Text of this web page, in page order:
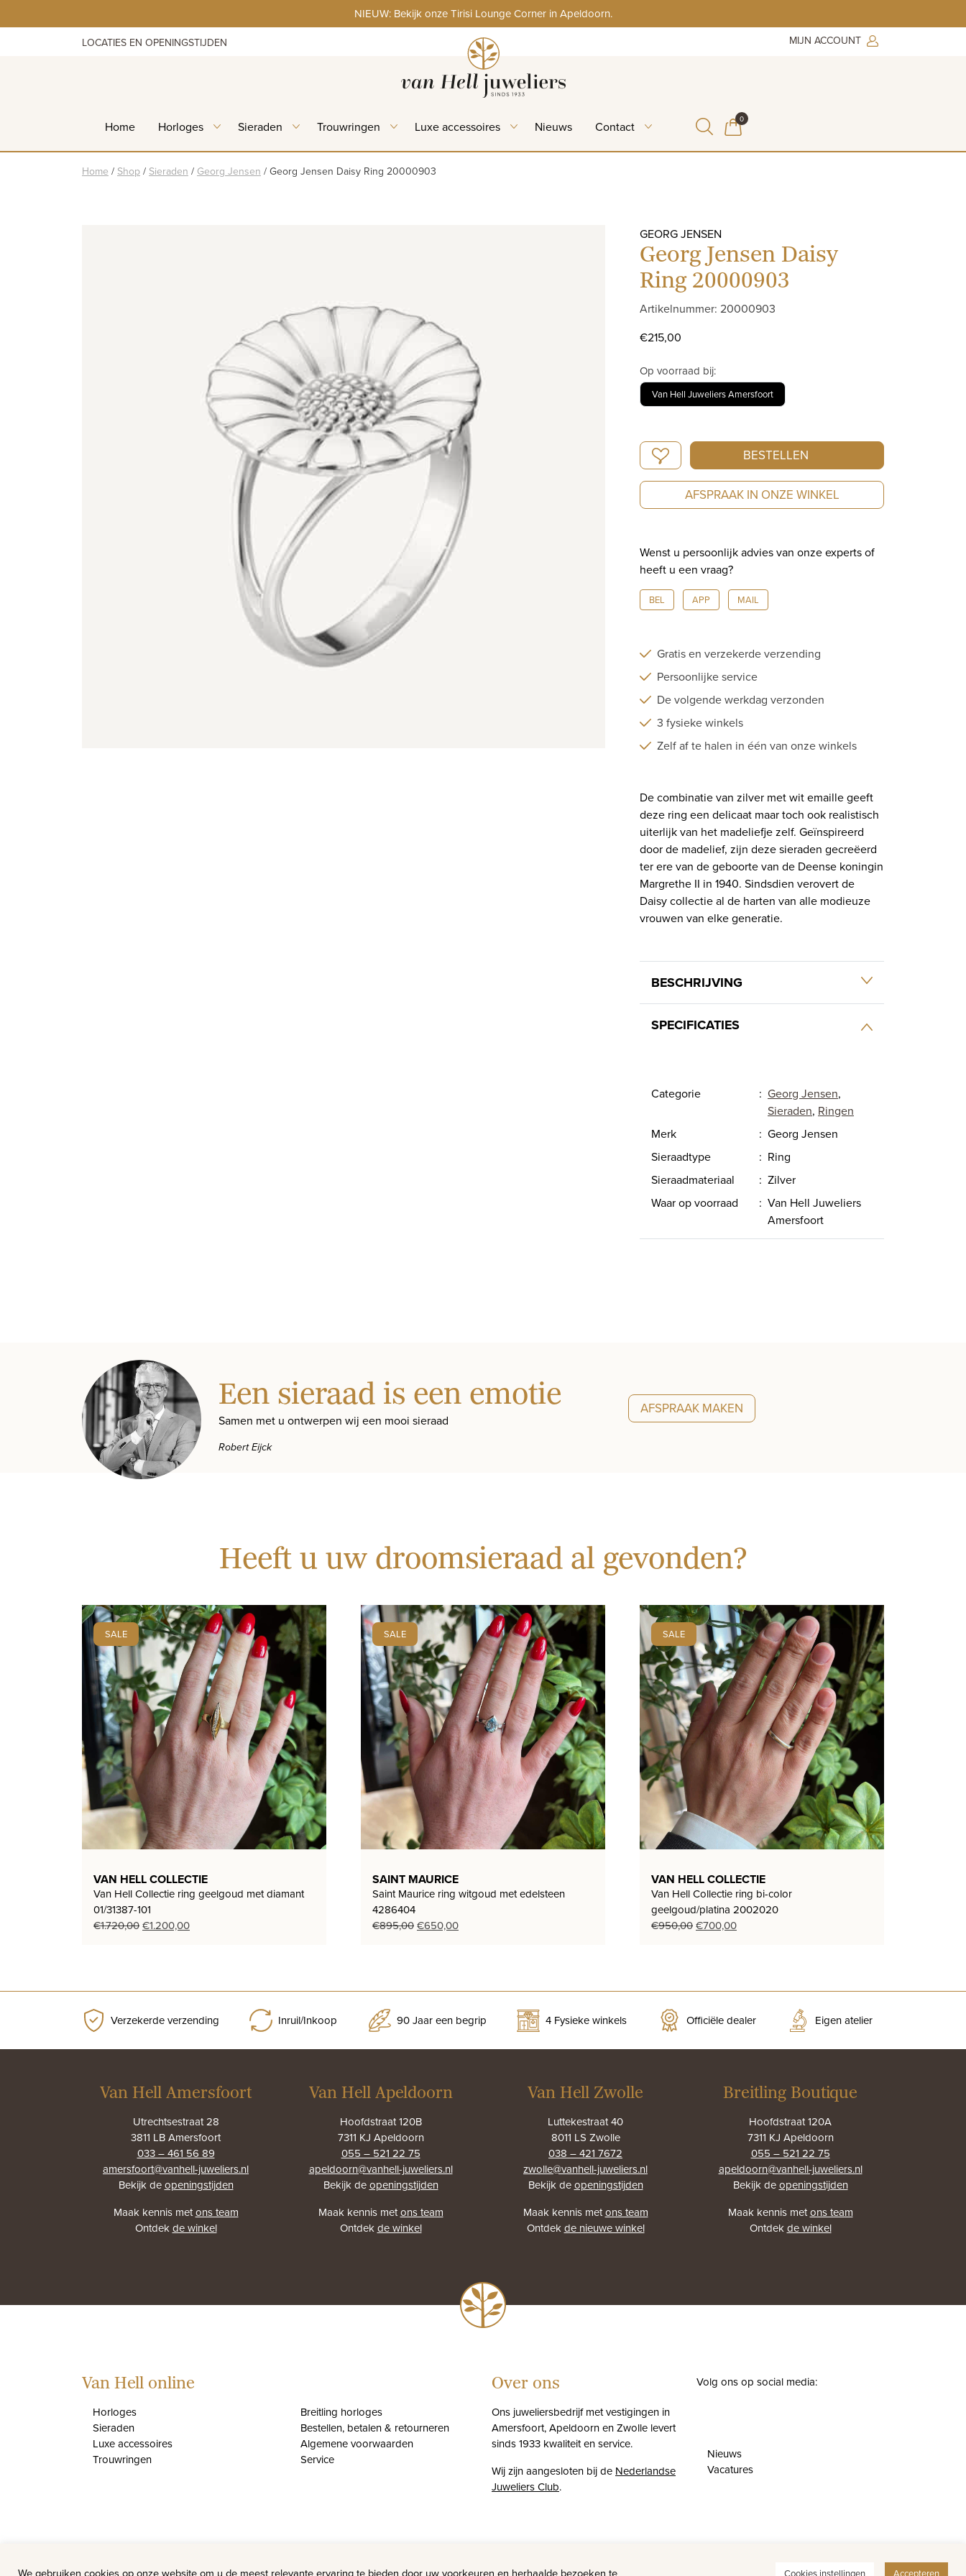
to
NIEUW: Bekijk onze Tirisi Lounge Corner in Apeldoorn.
LOCATIES EN OPENINGSTIJDEN MIJN ACCOUNT
Home Horloges Sieraden Trouwringen Luxe accessoires Nieuws Contact WINKELMAND
0ITEMS IN WINKELMAND
Home / Shop / Sieraden / Georg Jensen / Georg Jensen Daisy Ring 20000903
GEORG JENSEN
Georg Jensen Daisy
Ring 20000903
Artikelnummer: 20000903
€215,00
Op voorraad bij:
Van Hell Juweliers Amersfoort
Georg
Jensen
Daisy
Ring
BESTELLEN
AFSPRAAK IN ONZE WINKEL
Wenst u persoonlijk advies van onze experts of
heeft u een vraag?
BEL APP MAIL
Gratis en verzekerde verzending
Persoonlijke service
De volgende werkdag verzonden
3 fysieke winkels
Zelf af te halen in één van onze winkels
De combinatie van zilver met wit emaille geeft
deze ring een delicaat maar toch ook realistisch
uiterlijk van het madeliefje zelf. Geïnspireerd
door de madelief, zijn deze sieraden gecreëerd
ter ere van de geboorte van de Deense koningin
Margrethe II in 1940. Sindsdien verovert de
Daisy collectie al de harten van alle modieuze
vrouwen van elke generatie.
BESCHRIJVING
SPECIFICATIES
Categorie : Georg Jensen,
Sieraden, Ringen
Merk
: Georg Jensen
Sieraadtype
: Ring
Sieraadmateriaal
: Zilver
Waar op voorraad
: Van Hell Juweliers
Amersfoort
Een sieraad is een emotie
Samen met u ontwerpen wij een mooi sieraad
Robert Eijck
AFSPRAAK MAKEN
Heeft u uw droomsieraad al gevonden?
SALE
VAN HELL COLLECTIE
Van Hell Collectie ring geelgoud met diamant
01/31387-101
€1.720,00Oorspronkelijke
€1.200,00Huidige
SALE
SAINT MAURICE
Saint Maurice ring witgoud met edelsteen
4286404
€895,00Oorspronkelijke
€650,00Huidige
SALE
VAN HELL COLLECTIE
Van Hell Collectie ring bi-color
geelgoud/platina 2002020
€950,00Oorspronkelijke
€700,00Huidige
Verzekerde verzending Inruil/Inkoop 90 Jaar een begrip 4 Fysieke winkels Officiële dealer Eigen atelier
Van Hell Amersfoort
Utrechtsestraat 28
3811 LB Amersfoort
033 – 461 56 89
amersfoort@vanhell-juweliers.nl
Bekijk deopeningstijden
Maak kennis metons team
Ontdekde winkel
Van Hell Apeldoorn
Hoofdstraat 120B
7311 KJ Apeldoorn
055 – 521 22 75
apeldoorn@vanhell-juweliers.nl
Bekijk deopeningstijden
Maak kennis metons team
Ontdekde winkel
Van Hell Zwolle
Luttekestraat 40
8011 LS Zwolle
038 – 421 7672
zwolle@vanhell-juweliers.nl
Bekijk deopeningstijden
Maak kennis metons team
Ontdekde nieuwe winkel
Breitling Boutique
Hoofdstraat 120A
7311 KJ Apeldoorn
055 – 521 22 75
apeldoorn@vanhell-juweliers.nl
Bekijk deopeningstijden
Maak kennis metons team
Ontdekde winkel
Van Hell online
Horloges
Sieraden
Luxe accessoires
Trouwringen
Breitling horloges
Bestellen, betalen & retourneren
Algemene voorwaarden
Service
Over ons
Ons juweliersbedrijf met vestigingen in
Amersfoort, Apeldoorn en Zwolle levert
sinds 1933 kwaliteit en service.
Wij zijn aangesloten bij de Nederlandse
Juweliers Club.
Volg ons op social media:
Nieuws
Vacatures
We gebruiken cookies op onze website om u de meest relevante ervaring te bieden door uw voorkeuren en herhaalde bezoeken te Cookies instellingen Accepteren